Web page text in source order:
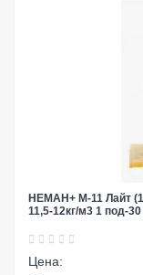
НЕМАН+ М-11 Лайт
11,5-12кг/м3 1 под-
Цена: